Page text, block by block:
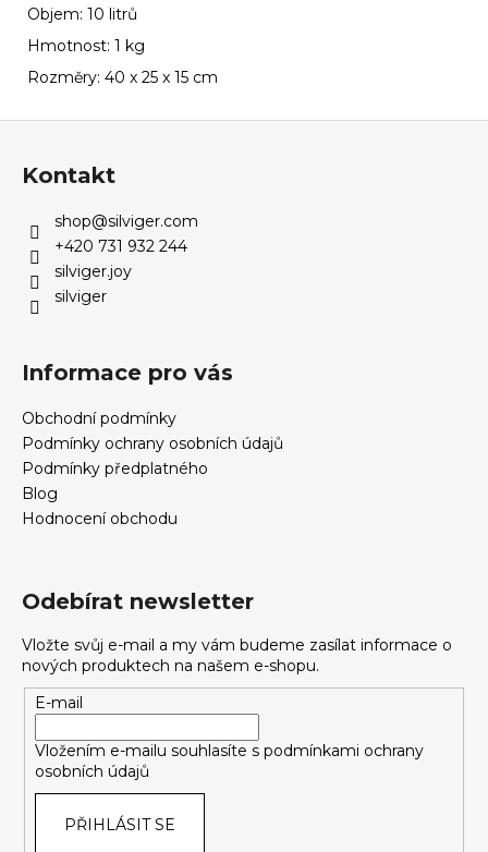
Objem: 10 litrů
Hmotnost: 1 kg
Rozměry: 40 x 25 x 15 cm
Kontakt
shop@silviger.com
+420 731 932 244
silviger.joy
silviger
Informace pro vás
Obchodní podmínky
Podmínky ochrany osobních údajů
Podmínky předplatného
Blog
Hodnocení obchodu
Odebírat newsletter
Vložte svůj e-mail a my vám budeme zasílat informace o
nových produktech na našem e-shopu.
E-mail
Vložením e-mailu souhlasíte s podmínkami ochrany
osobních údajů
PŘIHLÁSIT SE